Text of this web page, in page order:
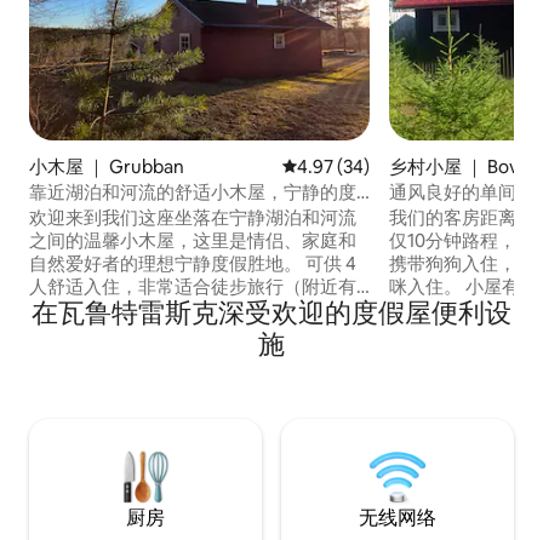
小木屋 ｜ Grubban 平均评分 4.97 分（满分 5 分）
4.97 (34)
靠近湖泊和河流的舒适小木屋，宁静的度
假胜地
欢迎来到我们这座坐落在宁静湖泊和河流
之间的温馨小木屋，这里是情侣、家庭和
自然爱好者的理想宁静度假胜地。 可供 4
人舒适入住，非常适合徒步旅行（附近有
许多步道）、山地自行车骑行和游泳，步
行 5 分钟即可抵达河边。 早上可以一边欣
赏美景一边喝咖啡，午夜可以在阳光下烧
四周环绕着大自然风光。
乡村小屋 ｜
通风良好的单间公
美丽的海景
我们的客房距离
仅10分钟路程，明
携带狗狗入住，但
咪入住。 小屋有
线，装饰有您所需
好的宽带。 在这
床。
在瓦鲁特雷斯克深受欢迎的度假屋便利设
施
厨房 无线网络